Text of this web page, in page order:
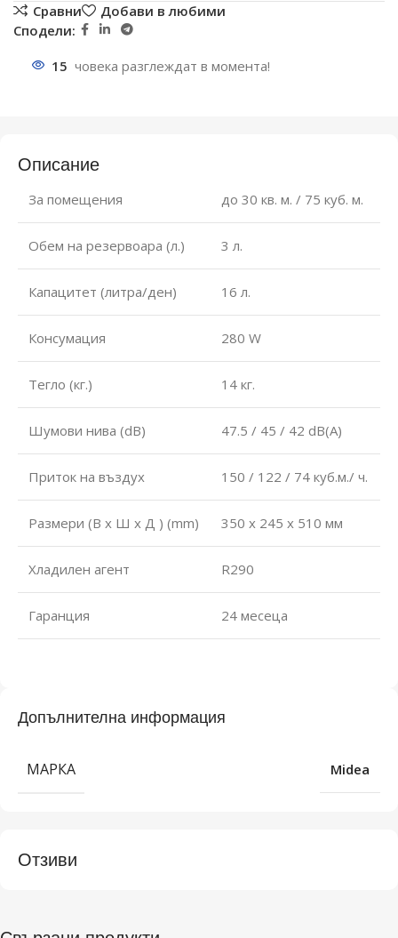
Сравни
Добави в любими
Сподели:
15 човека разглеждат в момента!
Описание
За помещения до 30 кв. м. / 75 куб. м.
Обем на резервоара (л.) 3 л.
Капацитет (литра/ден) 16 л.
Консумация 280 W
Тегло (кг.) 14 кг.
Шумови нива (dB) 47.5 / 45 / 42 dB(A)
Приток на въздух 150 / 122 / 74 куб.м./ ч.
Размери (В x Ш x Д ) (mm) 350 x 245 x 510 мм
Хладилен агент R290
Гаранция 24 месеца
Допълнителна информация
МАРКА Midea
Отзиви